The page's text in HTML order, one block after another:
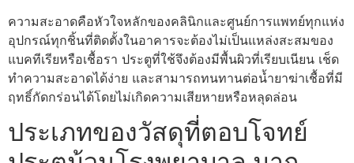
ความสะอาดคือหัวใจหลักของคลินิกและศูนย์การแพทย์ทุกแห่ง
อุปกรณ์ทุกชิ้นที่ติดตั้งในอาคารจะต้องไม่เป็นแหล่งสะสมของ
แบคทีเรียหรือเชื้อรา ประตูที่ใช้จึงต้องมีพื้นผิวที่เรียบเนียน เช็ด
ทำความสะอาดได้ง่าย และสามารถทนทานต่อน้ำยาฆ่าเชื้อที่มี
ฤทธิ์กัดกร่อนได้โดยไม่เกิดความเสียหายหรือหลุดล่อน
ประเภทของวัสดุที่ตอบโจทย์